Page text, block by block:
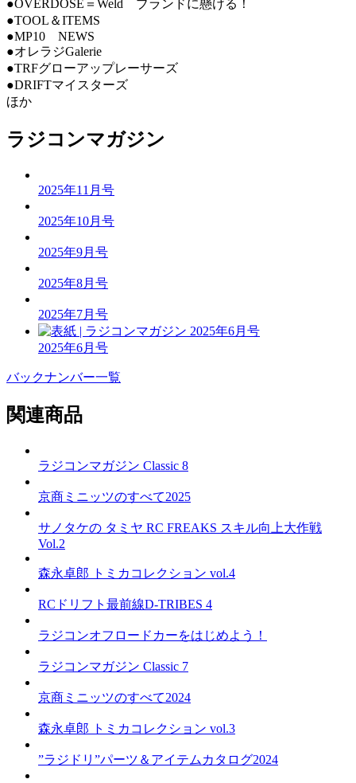
●OVERDOSE＝Weld ブランドに懸ける！
●TOOL＆ITEMS
●MP10 NEWS
●オレラジGalerie
●TRFグローアップレーサーズ
●DRIFTマイスターズ
ほか
ラジコンマガジン
2025年11月号
2025年10月号
2025年9月号
2025年8月号
2025年7月号
2025年6月号
バックナンバー一覧
関連商品
ラジコンマガジン Classic 8
京商ミニッツのすべて2025
サノタケの タミヤ RC FREAKS スキル向上大作戦
Vol.2
森永卓郎 トミカコレクション vol.4
RCドリフト最前線D-TRIBES 4
ラジコンオフロードカーをはじめよう！
ラジコンマガジン Classic 7
京商ミニッツのすべて2024
森永卓郎 トミカコレクション vol.3
”ラジドリ”パーツ＆アイテムカタログ2024